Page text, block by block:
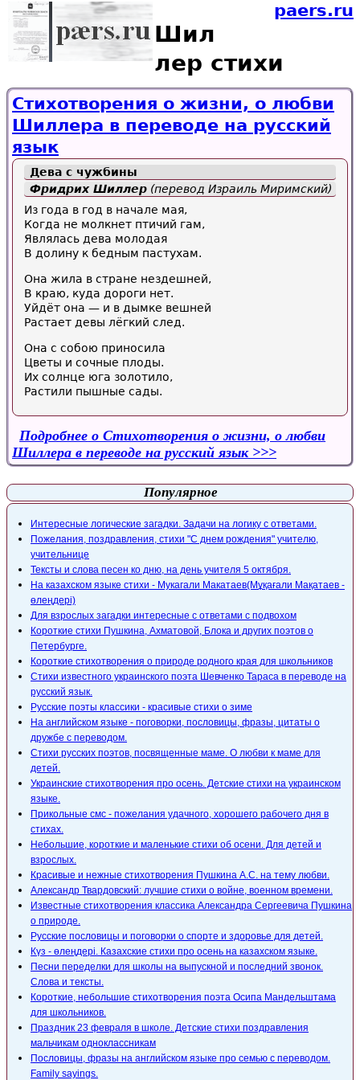
paers.ru
Шил
лер стихи
Стихотворения о жизни, о любви
Шиллера в переводе на русский
язык
Дева с чужбины
Фридрих Шиллер (перевод Израиль Миримский)
Из года в год в начале мая,
Когда не молкнет птичий гам,
Являлась дева молодая
В долину к бедным пастухам.
Она жила в стране нездешней,
В краю, куда дороги нет.
Уйдёт она — и в дымке вешней
Растает девы лёгкий след.
Она с собою приносила
Цветы и сочные плоды.
Их солнце юга золотило,
Растили пышные сады.
Подробнее о Стихотворения о жизни, о любви
Шиллера в переводе на русский язык
Популярное
Интересные логические загадки. Задачи на логику с ответами.
Пожелания, поздравления, стихи "С днем рождения" учителю,
учительнице
Тексты и слова песен ко дню, на день учителя 5 октября.
На казахском языке стихи - Мукагали Макатаев(Мұқағали Мақатаев -
өлеңдері)
Для взрослых загадки интересные с ответами с подвохом
Короткие стихи Пушкина, Ахматовой, Блока и других поэтов о
Петербурге.
Короткие стихотворения о природе родного края для школьников
Стихи известного украинского поэта Шевченко Тараса в переводе на
русский язык.
Русские поэты классики - красивые стихи о зиме
На английском языке - поговорки, пословицы, фразы, цитаты о
дружбе с переводом.
Стихи русских поэтов, посвященные маме. О любви к маме для
детей.
Украинские стихотворения про осень. Детские стихи на украинском
языке.
Прикольные смс - пожелания удачного, хорошего рабочего дня в
стихах.
Небольшие, короткие и маленькие стихи об осени. Для детей и
взрослых.
Красивые и нежные стихотворения Пушкина А.С. на тему любви.
Александр Твардовский: лучшие стихи о войне, военном времени.
Известные стихотворения классика Александра Сергеевича Пушкина
о природе.
Русские пословицы и поговорки о спорте и здоровье для детей.
Күз - өлеңдері. Казахские стихи про осень на казахском языке.
Песни переделки для школы на выпускной и последний звонок.
Слова и тексты.
Короткие, небольшие стихотворения поэта Осипа Мандельштама
для школьников.
Праздник 23 февраля в школе. Детские стихи поздравления
мальчикам одноклассникам
Пословицы, фразы на английском языке про семью с переводом.
Family sayings.